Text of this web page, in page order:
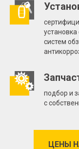
систем
подбор и
с
ЦЕНЫ